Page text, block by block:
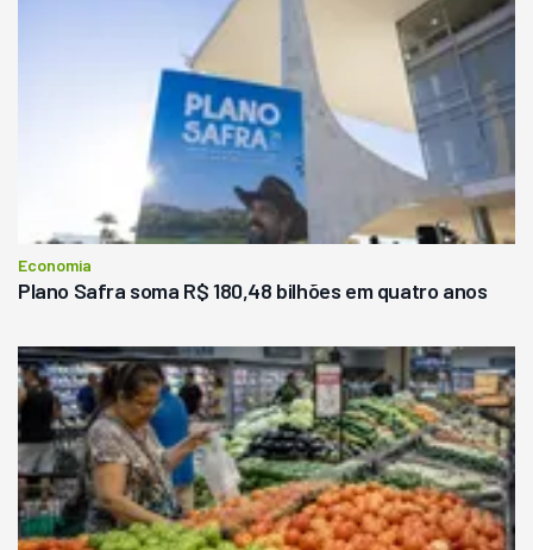
Economia
Plano Safra soma R$ 180,48 bilhões em quatro anos